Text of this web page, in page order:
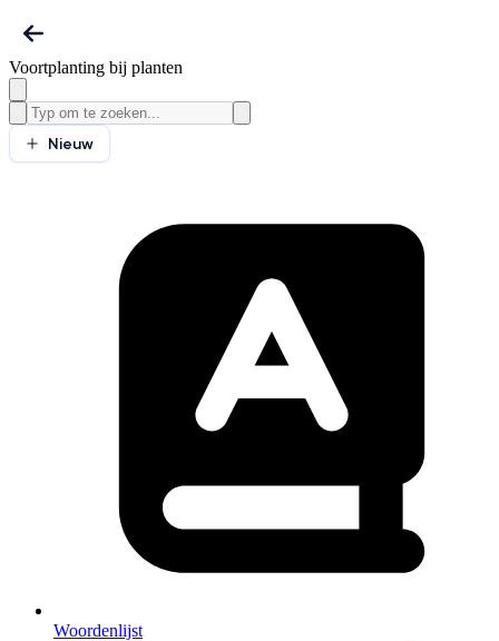
Voortplanting bij planten
Nieuw
Woordenlijst